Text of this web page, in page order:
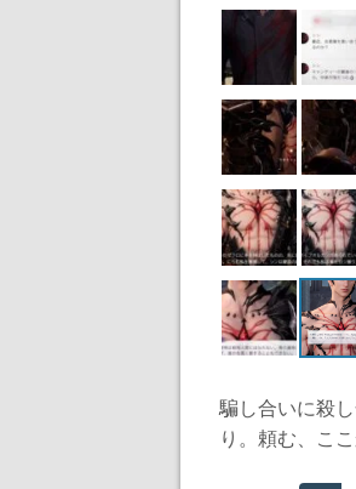
騙し合いに殺
り。頼む、こ